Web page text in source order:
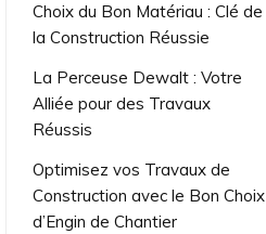
Choix du Bon Matériau : Clé de
la Construction Réussie
La Perceuse Dewalt : Votre
Alliée pour des Travaux
Réussis
Optimisez vos Travaux de
Construction avec le Bon Choix
d’Engin de Chantier